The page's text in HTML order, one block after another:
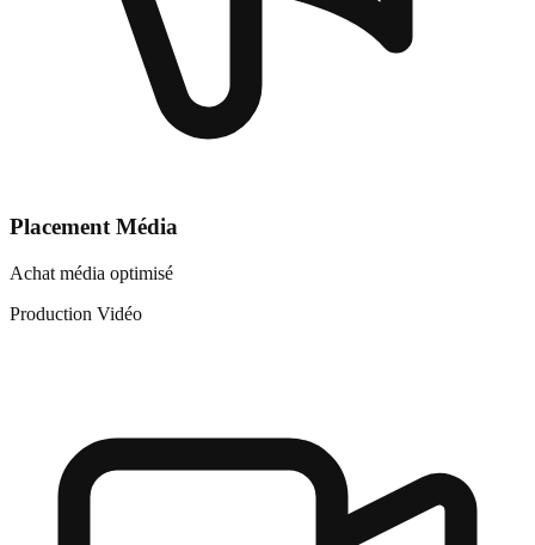
Placement Média
Achat média optimisé
Production Vidéo